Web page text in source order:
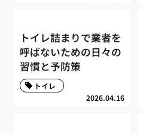
トイレ詰まりで業者を
呼ばないための日々の
習慣と予防策
2026.04.16
トイレ